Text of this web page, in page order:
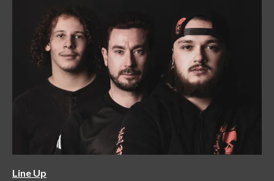
Line Up